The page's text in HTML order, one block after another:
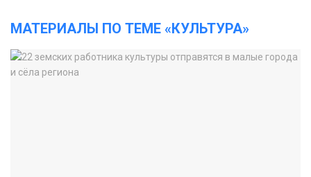
МАТЕРИАЛЫ ПО ТЕМЕ «КУЛЬТУРА»